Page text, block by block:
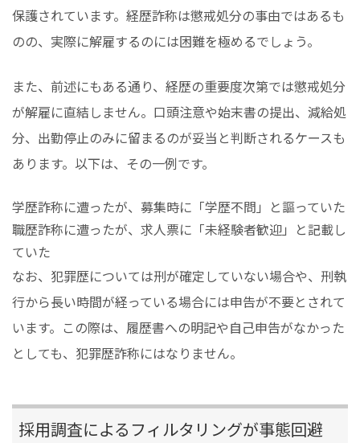
保護されています。経歴詐称は懲戒処分の事由ではあるも
のの、実際に解雇するのには困難を極めるでしょう。
また、前述にもある通り、経歴の重要度次第では懲戒処分
が解雇に直結しません。口頭注意や始末書の提出、減給処
分、出勤停止のみに留まるのが妥当と判断されるケースも
あります。以下は、その一例です。
学歴詐称に遭ったが、募集時に「学歴不問」と謳っていた
職歴詐称に遭ったが、求人票に「未経験者歓迎」と記載し
ていた
なお、犯罪歴については刑が確定していない場合や、刑執
行から長い時間が経っている場合には申告が不要とされて
います。この際は、履歴書への明記や自己申告がなかった
としても、犯罪歴詐称にはなりません。
採用調査によるフィルタリングが事態回避